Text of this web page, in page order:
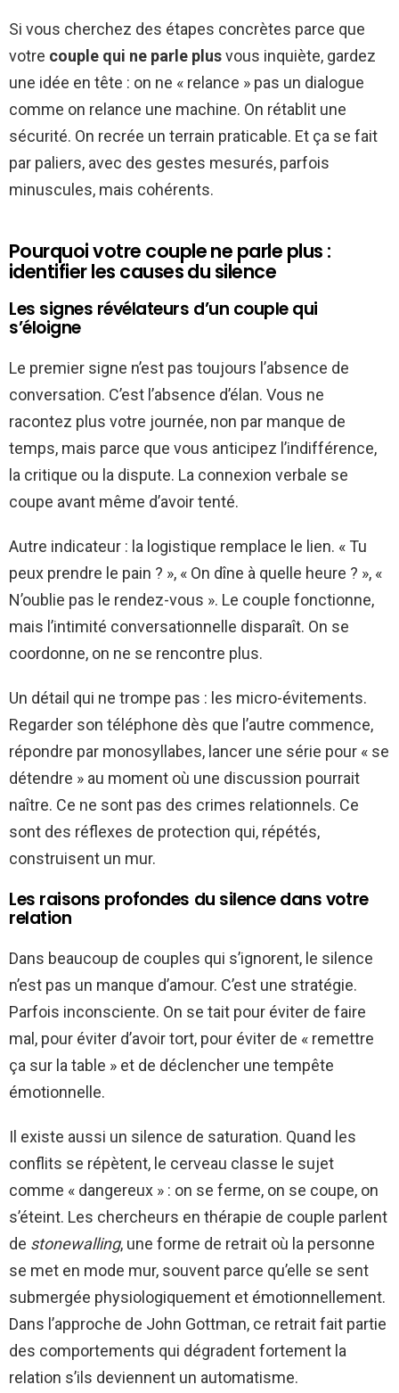
Si vous cherchez des étapes concrètes parce que
votre couple qui ne parle plusvous inquiète, gardez
une idée en tête : on ne « relance » pas un dialogue
comme on relance une machine. On rétablit une
sécurité. On recrée un terrain praticable. Et ça se fait
par paliers, avec des gestes mesurés, parfois
minuscules, mais cohérents.
Pourquoi votre couple ne parle plus :
identifier les causes du silence
Les signes révélateurs d’un couple qui
s’éloigne
Le premier signe n’est pas toujours l’absence de
conversation. C’est l’absence d’élan. Vous ne
racontez plus votre journée, non par manque de
temps, mais parce que vous anticipez l’indifférence,
la critique ou la dispute. La connexion verbale se
coupe avant même d’avoir tenté.
Autre indicateur : la logistique remplace le lien. « Tu
peux prendre le pain ? », « On dîne à quelle heure ? », «
N’oublie pas le rendez-vous ». Le couple fonctionne,
mais l’intimité conversationnelle disparaît. On se
coordonne, on ne se rencontre plus.
Un détail qui ne trompe pas : les micro-évitements.
Regarder son téléphone dès que l’autre commence,
répondre par monosyllabes, lancer une série pour « se
détendre » au moment où une discussion pourrait
naître. Ce ne sont pas des crimes relationnels. Ce
sont des réflexes de protection qui, répétés,
construisent un mur.
Les raisons profondes du silence dans votre
relation
Dans beaucoup de couples qui s’ignorent, le silence
n’est pas un manque d’amour. C’est une stratégie.
Parfois inconsciente. On se tait pour éviter de faire
mal, pour éviter d’avoir tort, pour éviter de « remettre
ça sur la table » et de déclencher une tempête
émotionnelle.
Il existe aussi un silence de saturation. Quand les
conflits se répètent, le cerveau classe le sujet
comme « dangereux » : on se ferme, on se coupe, on
s’éteint. Les chercheurs en thérapie de couple parlent
de stonewalling, une forme de retrait où la personne
se met en mode mur, souvent parce qu’elle se sent
submergée physiologiquement et émotionnellement.
Dans l’approche de John Gottman, ce retrait fait partie
des comportements qui dégradent fortement la
relation s’ils deviennent un automatisme.